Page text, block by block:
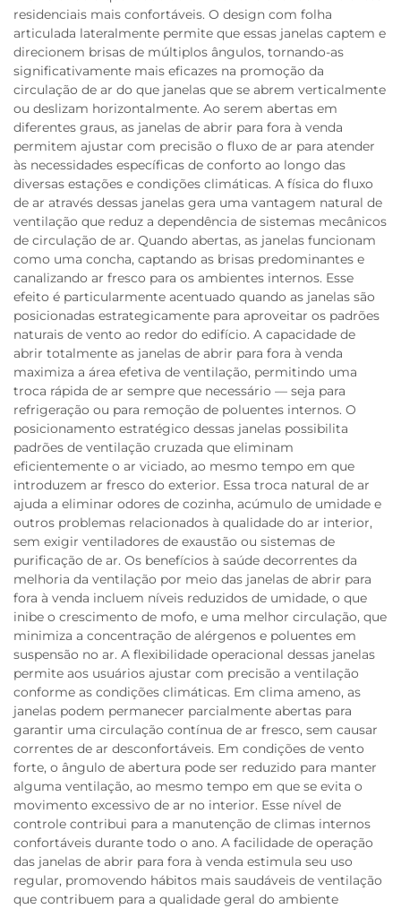
residenciais mais confortáveis. O design com folha
articulada lateralmente permite que essas janelas captem e
direcionem brisas de múltiplos ângulos, tornando-as
significativamente mais eficazes na promoção da
circulação de ar do que janelas que se abrem verticalmente
ou deslizam horizontalmente. Ao serem abertas em
diferentes graus, as janelas de abrir para fora à venda
permitem ajustar com precisão o fluxo de ar para atender
às necessidades específicas de conforto ao longo das
diversas estações e condições climáticas. A física do fluxo
de ar através dessas janelas gera uma vantagem natural de
ventilação que reduz a dependência de sistemas mecânicos
de circulação de ar. Quando abertas, as janelas funcionam
como uma concha, captando as brisas predominantes e
canalizando ar fresco para os ambientes internos. Esse
efeito é particularmente acentuado quando as janelas são
posicionadas estrategicamente para aproveitar os padrões
naturais de vento ao redor do edifício. A capacidade de
abrir totalmente as janelas de abrir para fora à venda
maximiza a área efetiva de ventilação, permitindo uma
troca rápida de ar sempre que necessário — seja para
refrigeração ou para remoção de poluentes internos. O
posicionamento estratégico dessas janelas possibilita
padrões de ventilação cruzada que eliminam
eficientemente o ar viciado, ao mesmo tempo em que
introduzem ar fresco do exterior. Essa troca natural de ar
ajuda a eliminar odores de cozinha, acúmulo de umidade e
outros problemas relacionados à qualidade do ar interior,
sem exigir ventiladores de exaustão ou sistemas de
purificação de ar. Os benefícios à saúde decorrentes da
melhoria da ventilação por meio das janelas de abrir para
fora à venda incluem níveis reduzidos de umidade, o que
inibe o crescimento de mofo, e uma melhor circulação, que
minimiza a concentração de alérgenos e poluentes em
suspensão no ar. A flexibilidade operacional dessas janelas
permite aos usuários ajustar com precisão a ventilação
conforme as condições climáticas. Em clima ameno, as
janelas podem permanecer parcialmente abertas para
garantir uma circulação contínua de ar fresco, sem causar
correntes de ar desconfortáveis. Em condições de vento
forte, o ângulo de abertura pode ser reduzido para manter
alguma ventilação, ao mesmo tempo em que se evita o
movimento excessivo de ar no interior. Esse nível de
controle contribui para a manutenção de climas internos
confortáveis durante todo o ano. A facilidade de operação
das janelas de abrir para fora à venda estimula seu uso
regular, promovendo hábitos mais saudáveis de ventilação
que contribuem para a qualidade geral do ambiente